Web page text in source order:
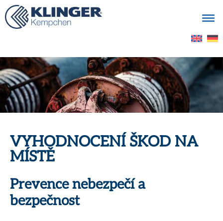
VYHODNOCENÍ ŠKOD NA
MÍSTĚ
Prevence nebezpečí a
bezpečnost